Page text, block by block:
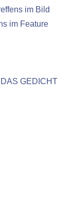
im Bild
im Feature
GEDICHT